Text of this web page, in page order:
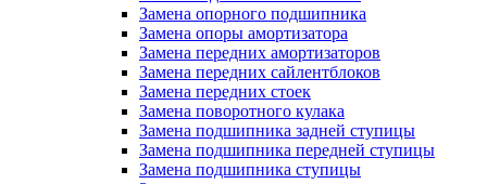
Замена опорного подшипника
Замена опоры амортизатора
Замена передних амортизаторов
Замена передних сайлентблоков
Замена передних стоек
Замена поворотного кулака
Замена подшипника задней ступицы
Замена подшипника передней ступицы
Замена подшипника ступицы